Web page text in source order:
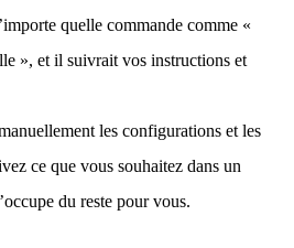
quelle commande comme «
», et il suivrait vos instructions et
les configurations et les
ce que vous souhaitez dans un
du reste pour vous.